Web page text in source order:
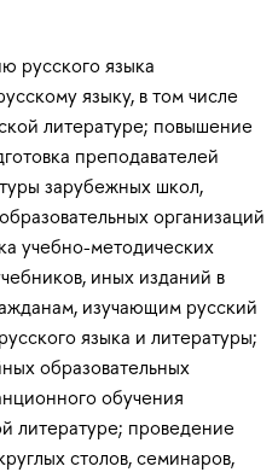
русского языка
языку, в том числе
литературе; повышение
преподавателей
зарубежных школ,
организаций
учебно-методических
иных изданий в
изучающим русский
языка и литературы;
образовательных
обучения
литературе; проведение
столов, семинаров,